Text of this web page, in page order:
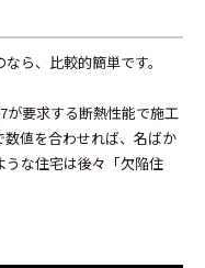
ら、比較的簡単です。
が要求する断熱性能で施工
値を合わせれば、名ばか
うな住宅は後々「欠陥住